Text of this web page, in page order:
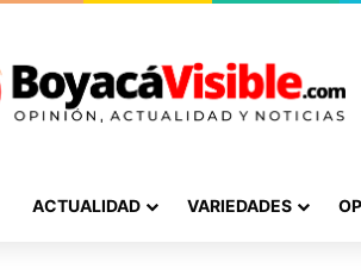
ACTUALIDAD VARIEDADES